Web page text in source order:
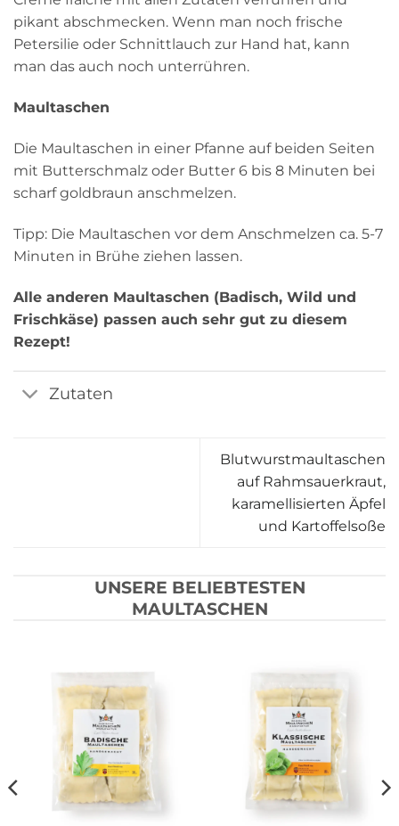
pikant abschmecken. Wenn man noch frische
Petersilie oder Schnittlauch zur Hand hat, kann
man das auch noch unterrühren.
Maultaschen
Die Maultaschen in einer Pfanne auf beiden Seiten
mit Butterschmalz oder Butter 6 bis 8 Minuten bei
scharf goldbraun anschmelzen.
Tipp: Die Maultaschen vor dem Anschmelzen ca. 5-7
Minuten in Brühe ziehen lassen.
Alle anderen Maultaschen (Badisch, Wild und
Frischkäse) passen auch sehr gut zu diesem
Rezept!
Zutaten
Blutwurstmaultaschen
auf Rahmsauerkraut,
karamellisierten Äpfel
und Kartoffelsoße
UNSERE BELIEBTESTEN
MAULTASCHEN